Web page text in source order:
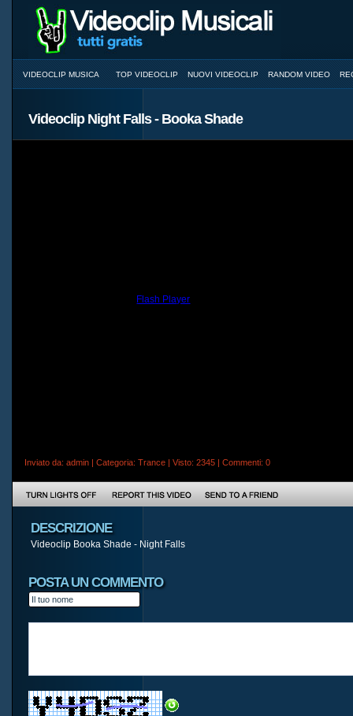
VIDEOCLIP MUSICA TOP VIDEOCLIP NUOVI VIDEOCLIP RANDOM VIDEO
Videoclip Night Falls - Booka Shade
Flash Player
Inviato da: admin | Categoria: Trance | Visto: 2345 | Commenti: 0
DESCRIZIONE
Videoclip Booka Shade - Night Falls
POSTA UN COMMENTO